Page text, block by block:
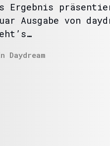
Ergebnis
Ausgabe von
Daydream